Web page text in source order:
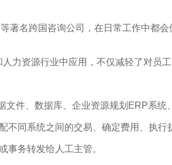
著名跨国咨询公司，在日常工作中都
力资源行业中应用，不仅减轻了对员
件、数据库、企业资源规划ERP系统
不同系统之间的交易、确定费用、执行
事务转发给人工主管。